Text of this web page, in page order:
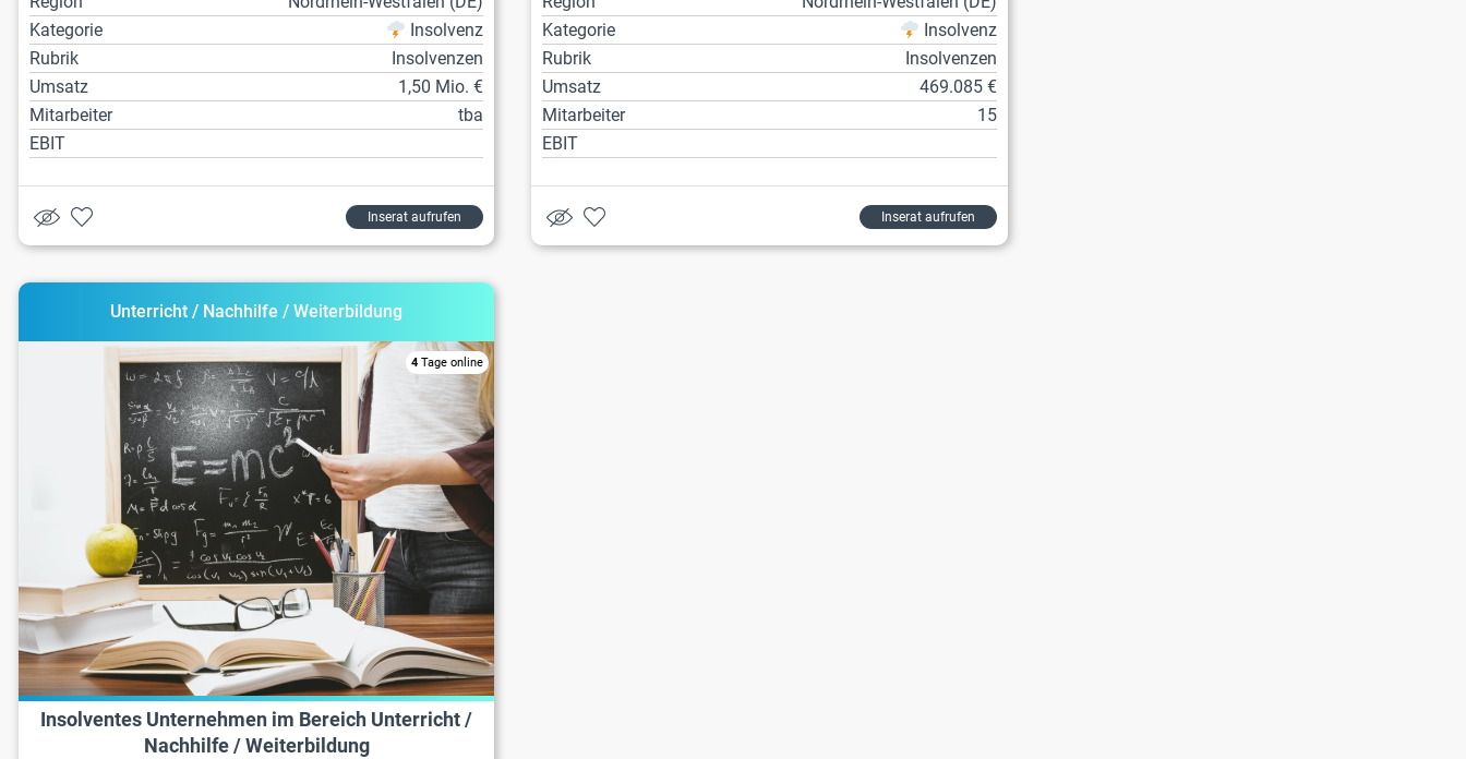
Kategorie
Insolvenz
Rubrik
Insolvenzen
Umsatz
1,50 Mio. €
Mitarbeiter
tba
EBIT
Inserat aufrufen
Kategorie
Insolvenz
Rubrik
Insolvenzen
Umsatz
469.085 €
Mitarbeiter
15
EBIT
Inserat aufrufen
Unterricht / Nachhilfe / Weiterbildung
4 Tage online
Insolventes Unternehmen im Bereich Unterricht /
Nachhilfe / Weiterbildung